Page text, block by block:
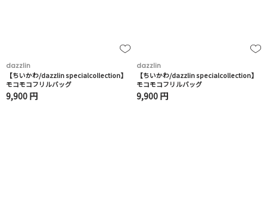
dazzlin
【ちいかわ/dazzlin specialcollection】
モコモコフリルバッグ
9,900 円
dazzlin
【ちいかわ/dazzlin specialcollection】
モコモコフリルバッグ
9,900 円